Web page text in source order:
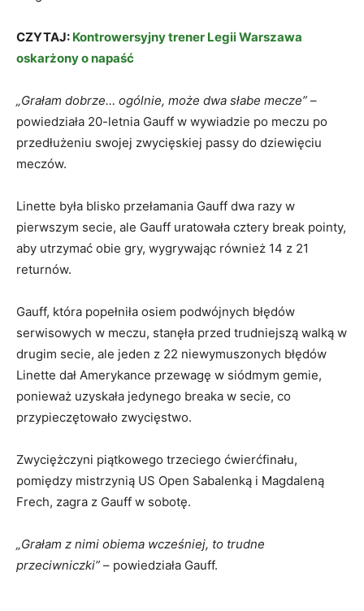
CZYTAJ: Kontrowersyjny trener Legii Warszawa
oskarżony o napaść
„Grałam dobrze… ogólnie, może dwa słabe mecze” –
powiedziała 20-letnia Gauff w wywiadzie po meczu po
przedłużeniu swojej zwycięskiej passy do dziewięciu
meczów.
Linette była blisko przełamania Gauff dwa razy w
pierwszym secie, ale Gauff uratowała cztery break pointy,
aby utrzymać obie gry, wygrywając również 14 z 21
returnów.
Gauff, która popełniła osiem podwójnych błędów
serwisowych w meczu, stanęła przed trudniejszą walką w
drugim secie, ale jeden z 22 niewymuszonych błędów
Linette dał Amerykance przewagę w siódmym gemie,
ponieważ uzyskała jedynego breaka w secie, co
przypieczętowało zwycięstwo.
Zwyciężczyni piątkowego trzeciego ćwierćfinału,
pomiędzy mistrzynią US Open Sabalenką i Magdaleną
Frech, zagra z Gauff w sobotę.
„Grałam z nimi obiema wcześniej, to trudne
przeciwniczki” – powiedziała Gauff.